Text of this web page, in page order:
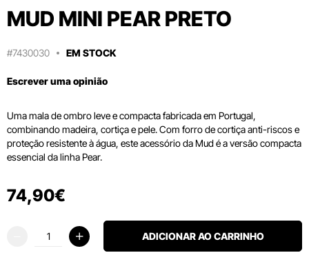
MUD MINI PEAR PRETO
#7430030 EM STOCK
Escrever uma opinião
Uma mala de ombro leve e compacta fabricada em Portugal,
combinando madeira, cortiça e pele. Com forro de cortiça anti-riscos e
proteção resistente à água, este acessório da Mud é a versão compacta
essencial da linha Pear.
74,90€
ADICIONAR AO CARRINHO